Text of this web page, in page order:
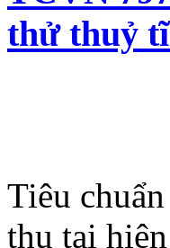
thử thuỷ
Tiêu
thu tại